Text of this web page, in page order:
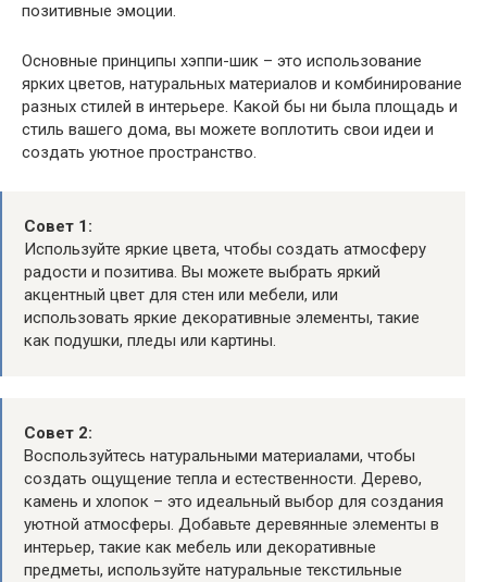
позитивные эмоции.
Основные принципы хэппи-шик – это использование
ярких цветов, натуральных материалов и комбинирование
разных стилей в интерьере. Какой бы ни была площадь и
стиль вашего дома, вы можете воплотить свои идеи и
создать уютное пространство.
Совет 1:
Используйте яркие цвета, чтобы создать атмосферу
радости и позитива. Вы можете выбрать яркий
акцентный цвет для стен или мебели, или
использовать яркие декоративные элементы, такие
как подушки, пледы или картины.
Совет 2:
Воспользуйтесь натуральными материалами, чтобы
создать ощущение тепла и естественности. Дерево,
камень и хлопок – это идеальный выбор для создания
уютной атмосферы. Добавьте деревянные элементы в
интерьер, такие как мебель или декоративные
предметы, используйте натуральные текстильные